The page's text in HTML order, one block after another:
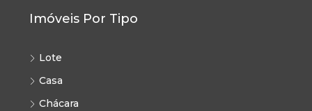
Imóveis Por Tipo
Lote
Casa
Chácara